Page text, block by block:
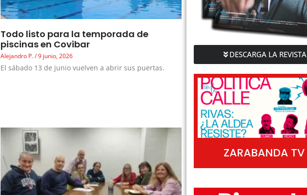
Todo listo para la temporada de
piscinas en Covibar
Alejandro P. 9 junio, 2026
El sábado 13 de junio vuelven a abrir sus puertas.
DESCARGA LA REVISTA
ZARABANDA TV